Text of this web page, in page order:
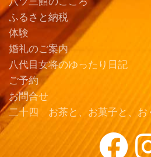
ふるさと納税
体験
婚礼のご案内
八代目女将のゆったり日記
ご予約
お問合せ
二十四 お茶と、お菓子と、お